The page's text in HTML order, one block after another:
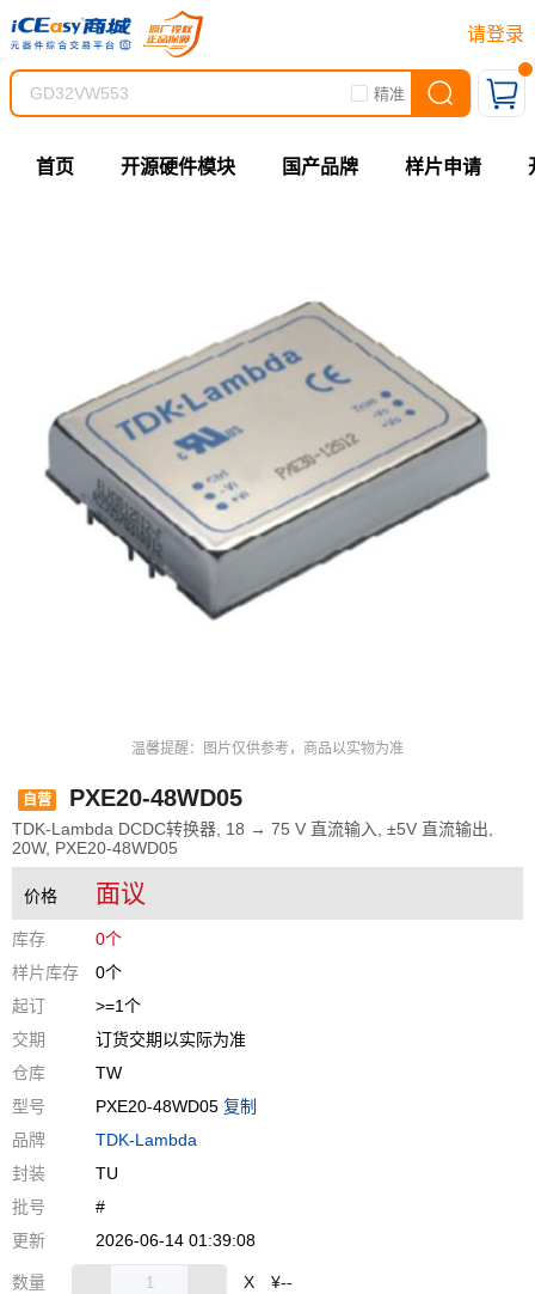
请登录
精准
首页 开源硬件模块 国产品牌 样片申请
温馨提醒：图片仅供参考，商品以实物为准
自营 PXE20-48WD05
TDK-Lambda DCDC转换器, 18 → 75 V 直流输入, ±5V 直流输出,
20W, PXE20-48WD05
价格 面议
库存
0个
样片库存
0个
起订
>=1个
交期
订货交期以实际为准
仓库
TW
型号
PXE20-48WD05 复制
品牌
TDK-Lambda
封装
TU
批号
#
更新
2026-06-14 01:39:08
数量 X ¥--